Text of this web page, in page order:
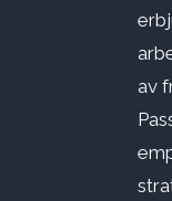
av